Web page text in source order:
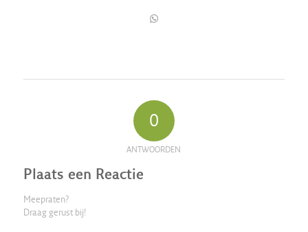
0
ANTWOORDEN
Plaats een Reactie
Meepraten?
Draag gerust bij!